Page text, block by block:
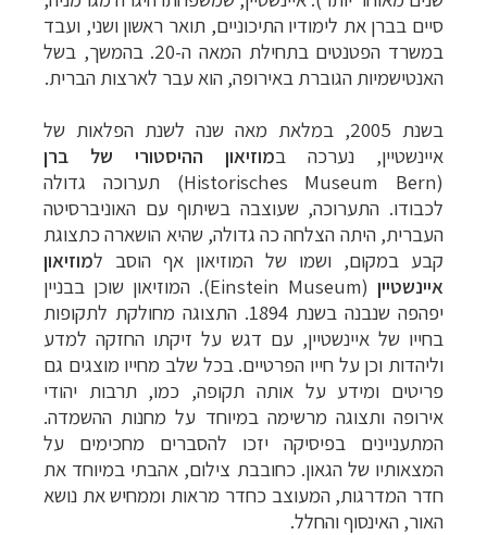
סיים בברן את לימודיו התיכוניים, תואר ראשון ושני, ועבד
במשרד הפטנטים בתחילת המאה ה-20. בהמשך, בשל
האנטישמיות הגוברת באירופה, הוא עבר לארצות הברית.
בשנת 2005, במלאת מאה שנה לשנת הפלאות של
איינשטיין, נערכה במוזיאון ההיסטורי של ברן
(
Historisches Museum Bern) תערוכה גדולה
לכבודו. התערוכה, שעוצבה בשיתוף עם האוניברסיטה
העברית, היתה הצלחה כה גדולה, שהיא הושארה כתצוגת
קבע במקום, ושמו של המוזיאון אף הוסב למוזיאון
איינשטיין (
Einstein Museum
). המוזיאון שוכן בבניין
יפהפה שנבנה בשנת 1894. התצוגה מחולקת לתקופות
בחייו של איינשטיין, עם דגש על זיקתו החזקה למדע
וליהדות וכן על חייו הפרטיים. בכל שלב מחייו מוצגים גם
פריטים ומידע על אותה תקופה, כמו, תרבות יהודי
אירופה ותצוגה מרשימה במיוחד על מחנות ההשמדה.
המתעניינים בפיסיקה יזכו להסברים מחכימים על
המצאותיו של הגאון.כחובבת צילום, אהבתי במיוחד את
חדר המדרגות, המעוצב כחדר מראות וממחיש את נושא
האור, האינסוף והחלל.